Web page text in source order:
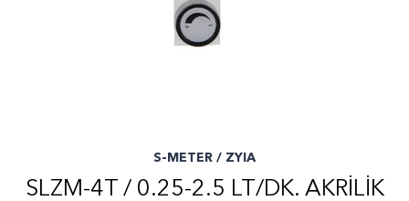
S-METER / ZYIA
SLZM-4T / 0.25-2.5 LT/DK. AKRILIK